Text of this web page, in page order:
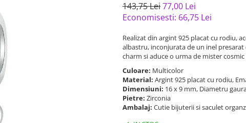
143,75 Lei77,00 Lei
Economisesti: 66,75 Lei
Realizat din argint 925 placat cu rodiu,
albastru, inconjurata de un inel
charm si aduce o urma de mister
Culoare: Multicolor
Material: Argint 925 placat cu rodiu,
Dimensiuni: 16 x 9 mm, Diametru
Pietre: Zirconia
Ambalaj: Cutie bijuterii si saculet